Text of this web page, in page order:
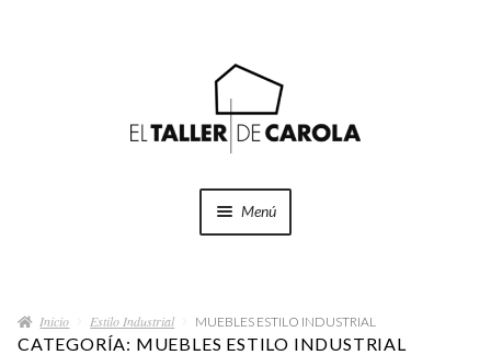
Menú
PROYECTOS
Inicio Estilo Industrial MUEBLES ESTILO INDUSTRIAL
CATEGORÍA: MUEBLES ESTILO INDUSTRIAL